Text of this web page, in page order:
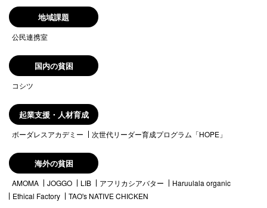
地域課題
公民連携室
国内の貧困
コシツ
起業支援・人材育成
ボーダレスアカデミー 次世代リーダー育成プログラム「HOPE」
海外の貧困
AMOMA JOGGO LIB アフリカシアバター
Haruulala organic
Ethical Factory
TAO's NATIVE CHICKEN